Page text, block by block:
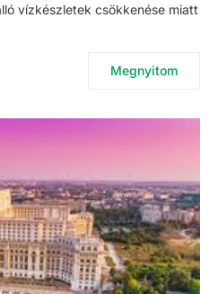
vízkészletek csökkenése miatt
Megnyitom